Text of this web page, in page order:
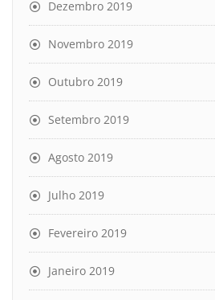
Dezembro 2019
Novembro 2019
Outubro 2019
Setembro 2019
Agosto 2019
Julho 2019
Fevereiro 2019
Janeiro 2019